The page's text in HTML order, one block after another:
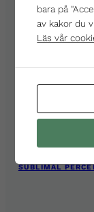
REKLAJM
SOCIALA
SUBLIMAL
bara på
av kakor du
Läs vår